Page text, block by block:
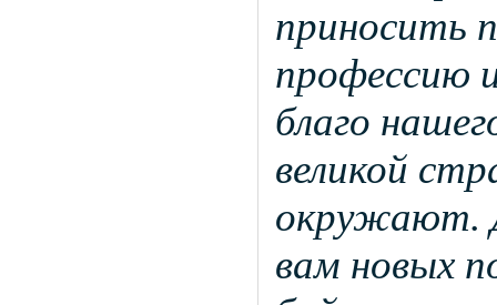
приносить
профессию
благо
великой
окружают.
вам новых